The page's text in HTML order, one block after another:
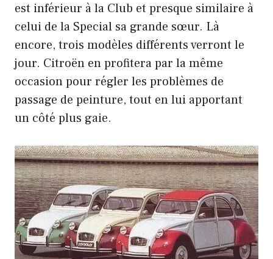
est inférieur à la Club et presque similaire à
celui de la Special sa grande sœur. Là
encore, trois modèles différents verront le
jour. Citroën en profitera par la même
occasion pour régler les problèmes de
passage de peinture, tout en lui apportant
un côté plus gaie.